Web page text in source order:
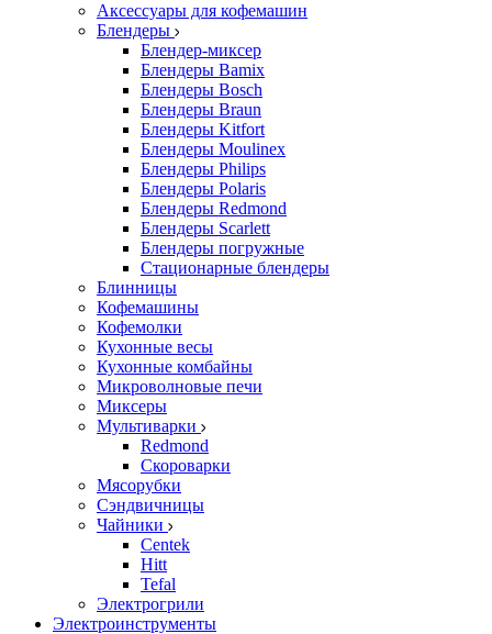
Аксессуары для кофемашин
Блендеры
Блендер-миксер
Блендеры Bamix
Блендеры Bosch
Блендеры Braun
Блендеры Kitfort
Блендеры Moulinex
Блендеры Philips
Блендеры Polaris
Блендеры Redmond
Блендеры Scarlett
Блендеры погружные
Стационарные блендеры
Блинницы
Кофемашины
Кофемолки
Кухонные весы
Кухонные комбайны
Микроволновые печи
Миксеры
Мультиварки
Redmond
Скороварки
Мясорубки
Сэндвичницы
Чайники
Centek
Hitt
Tefal
Электрогрили
Электроинструменты